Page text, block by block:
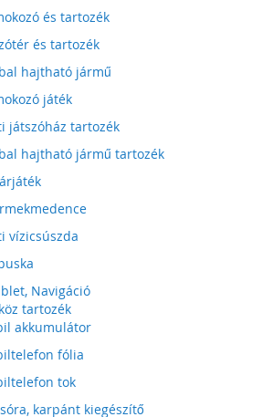
és tartozék
és tartozék
hajtható jármű
játék
játszóház tartozék
hajtható jármű tartozék
vízicsúszda
Navigáció
tartozék
akkumulátor
fólia
tok
karpánt kiegészítő